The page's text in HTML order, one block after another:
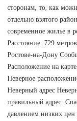
сторонам, то, как
отдельно взятого
современное жилье в
Расстояние: 729
Ростове-на-Дону
Расположение на
Неверное
Неверный адрес
правильный адрес:
давлением низких цен